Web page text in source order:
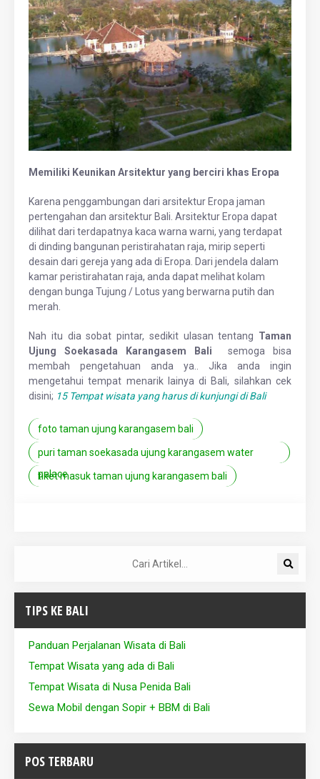
Memiliki Keunikan Arsitektur yang berciri khas Eropa
Karena penggambungan dari arsitektur Eropa jaman
pertengahan dan arsitektur Bali. Arsitektur Eropa dapat
dilihat dari terdapatnya kaca warna warni, yang terdapat
di dinding bangunan peristirahatan raja, mirip seperti
desain dari gereja yang ada di Eropa. Dari jendela dalam
kamar peristirahatan raja, anda dapat melihat kolam
dengan bunga Tujung / Lotus yang berwarna putih dan
merah.
Nah itu dia sobat pintar, sedikit ulasan tentang Taman
Ujung Soekasada Karangasem Bali semoga bisa
membah pengetahuan anda ya.. Jika anda ingin
mengetahui tempat menarik lainya di Bali, silahkan cek
disini; 15 Tempat wisata yang harus di kunjungi di Bali
foto taman ujung karangasem bali
puri taman soekasada ujung karangasem water
palace
tiket masuk taman ujung karangasem bali
TIPS KE BALI
Panduan Perjalanan Wisata di Bali
Tempat Wisata yang ada di Bali
Tempat Wisata di Nusa Penida Bali
Sewa Mobil dengan Sopir + BBM di Bali
POS TERBARU